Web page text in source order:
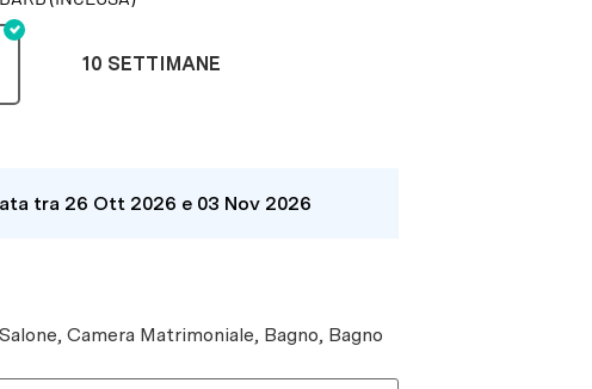
10 SETTIMANE
tra 26 Ott 2026 e 03 Nov 2026
Camera Matrimoniale, Bagno, Bagno